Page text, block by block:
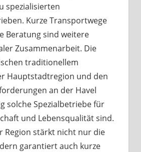
spezialisierten
Kurze Transportwege
Beratung sind weitere
Zusammenarbeit. Die
traditionellem
Hauptstadtregion und den
an der Havel
solche Spezialbetriebe für
und Lebensqualität sind.
Region stärkt nicht nur die
garantiert auch kurze